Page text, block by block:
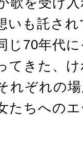
いも託さ
じ70年代
てきた、
れぞれの
たちへの